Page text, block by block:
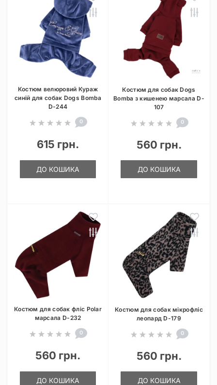
Костюм велюровий Кураж
синій для собак Dogs Bomba
D-244
0
615 грн.
ДО КОШИКА
Костюм для собак Dogs
Bomba з кишенею марсала D-
107
0
560 грн.
ДО КОШИКА
Костюм для собак фліс Polar
марсала D-232
0
560 грн.
ДО КОШИКА
Костюм для собак мікрофліс
леопард D-179
0
560 грн.
ДО КОШИКА